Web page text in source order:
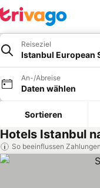
Reiseziel
Istanbul European
An-/Abreise
Daten wählen
Sortieren
Hotels Istanbul
So beeinflussen